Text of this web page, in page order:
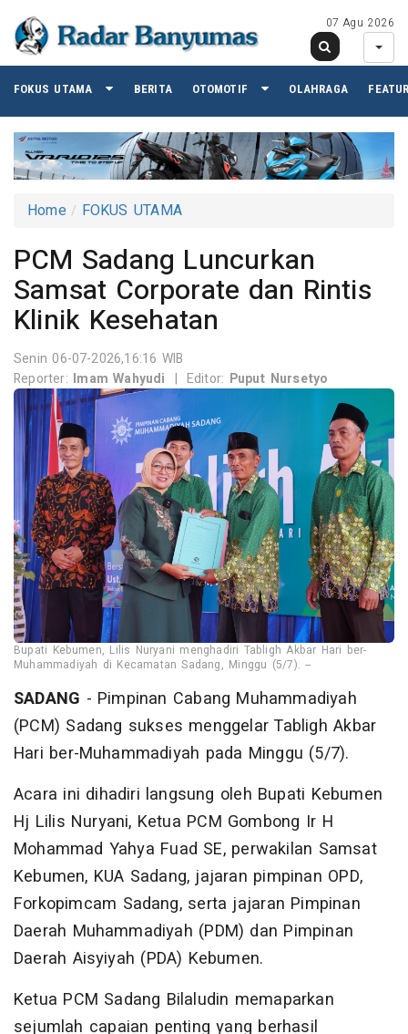
07 Agu 2026
FOKUS UTAMA BERITA OTOMOTIF OLAHRAGA
Home FOKUS UTAMA
PCM Sadang Luncurkan
Samsat Corporate dan Rintis
Klinik Kesehatan
Senin 06-07-2026,16:16 WIB
Reporter: Imam Wahyudi | Editor: Puput Nursetyo
Bupati Kebumen, Lilis Nuryani menghadiri Tabligh Akbar Hari ber-
Muhammadiyah di Kecamatan Sadang, Minggu (5/7). --
SADANG - Pimpinan Cabang Muhammadiyah
(PCM) Sadang sukses menggelar Tabligh Akbar
Hari ber-Muhammadiyah pada Minggu (5/7).
Acara ini dihadiri langsung oleh Bupati Kebumen
Hj Lilis Nuryani, Ketua PCM Gombong Ir H
Mohammad Yahya Fuad SE, perwakilan Samsat
Kebumen, KUA Sadang, jajaran pimpinan OPD,
Forkopimcam Sadang, serta jajaran Pimpinan
Daerah Muhammadiyah (PDM) dan Pimpinan
Daerah Aisyiyah (PDA) Kebumen.
Ketua PCM Sadang Bilaludin memaparkan
sejumlah capaian penting yang berhasil